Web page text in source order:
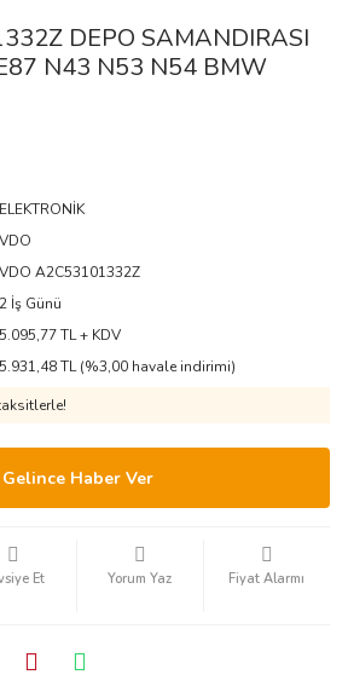
DEPO SAMANDIRASI
N43 N53 N54 BMW
ELEKTRONİK
VDO
VDO A2C53101332Z
2 İş Günü
5.095,77 TL + KDV
5.931,48 TL (%3,00 havale indirimi)
Gelince Haber Ver
Et Yorum Yaz Fiyat Alarmı